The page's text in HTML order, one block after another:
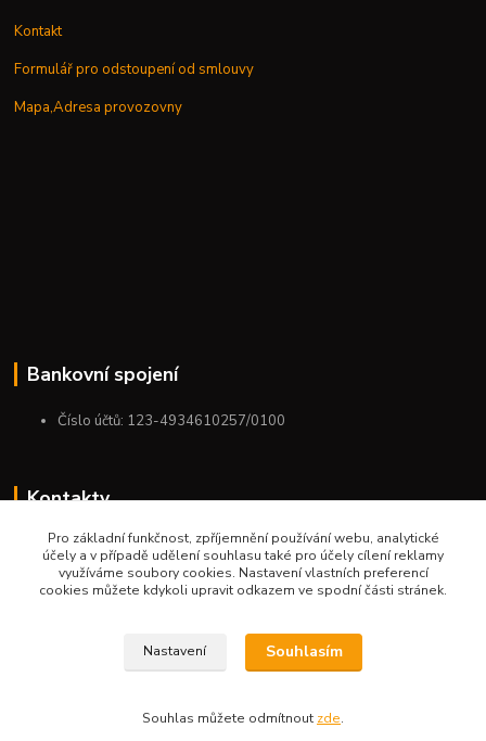
Kontakt
Formulář pro odstoupení od smlouvy
Mapa,Adresa provozovny
Bankovní spojení
Číslo účtů: 123-4934610257/0100
Kontakty
+420 775 954 963
9:00-12:00-13:00-16:00
Pro základní funkčnost, zpříjemnění používání webu, analytické
účely a v případě udělení souhlasu také pro účely cílení reklamy
využíváme soubory cookies. Nastavení vlastních preferencí
cookies můžete kdykoli upravit odkazem ve spodní části stránek.
Nastavení Souhlasím
Souhlas můžete odmítnout zde.